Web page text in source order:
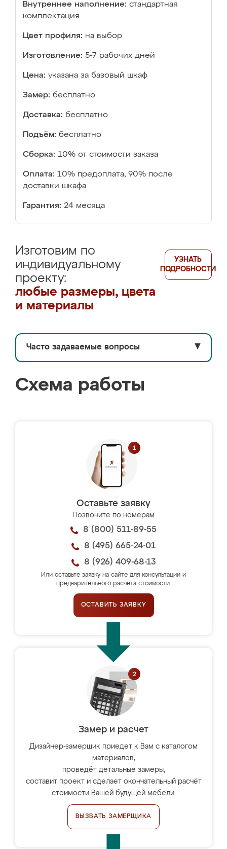
Внутреннее наполнение: стандартная
комплектация
Цвет профиля: на выбор
Изготовление: 5-7 рабочих дней
Цена: указана за базовый шкаф
Замер: бесплатно
Доставка: бесплатно
Подъём: бесплатно
Сборка: 10% от стоимости заказа
Оплата: 10% предоплата, 90% после
доставки шкафа
Гарантия: 24 месяца
Изготовим по
индивидуальному
проекту:
любые размеры, цвета
и материалы
УЗНАТЬ
ПОДРОБНОСТИ
Часто задаваемые вопросы ▼
Схема работы
Оставьте заявку
Позвоните по номерам
8 (800) 511-89-55
8 (495) 665-24-01
8 (926) 409-68-13
Или оставьте заявку на сайте для консультации и
предварительного расчёта стоимости.
ОСТАВИТЬ ЗАЯВКУ
Замер и расчет
Дизайнер-замерщик приедет к Вам с каталогом
материалов,
проведёт детальные замеры,
составит проект и сделает окончательный расчёт
стоимости Вашей будущей мебели.
ВЫЗВАТЬ ЗАМЕРЩИКА